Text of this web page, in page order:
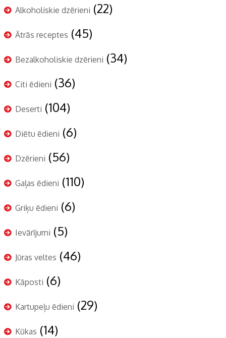
Alkoholiskie dzērieni (22)
Ātrās receptes (45)
Bezalkoholiskie dzērieni (34)
Citi ēdieni (36)
Deserti (104)
Diētu ēdieni (6)
Dzērieni (56)
Gaļas ēdieni (110)
Griķu ēdieni (6)
Ievārījumi (5)
Jūras veltes (46)
Kāposti (6)
Kartupeļu ēdieni (29)
Kūkas (14)